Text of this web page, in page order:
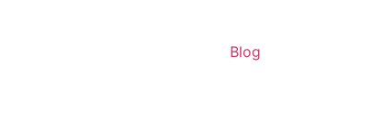
Blog